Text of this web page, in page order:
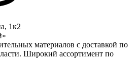
1к2
материалов с доставкой по
Широкий ассортимент по